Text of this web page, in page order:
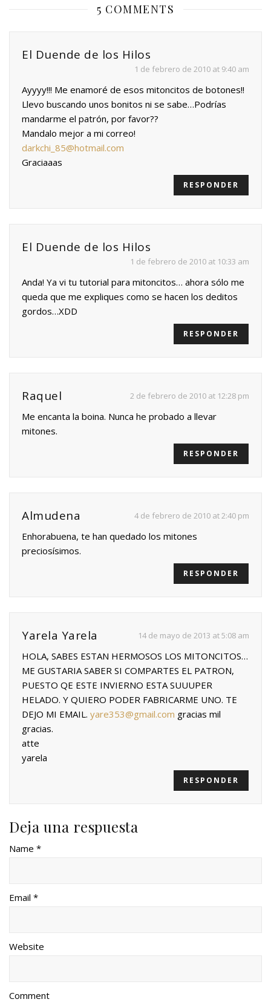
5 COMMENTS
El Duende de los Hilos
1 de febrero de 2010 at 9:40 am
Ayyyy!!! Me enamoré de esos mitoncitos de botones!!
Llevo buscando unos bonitos ni se sabe…Podrías
mandarme el patrón, por favor??
Mandalo mejor a mi correo!
darkchi_85@hotmail.com
Graciaaas
RESPONDER
El Duende de los Hilos
1 de febrero de 2010 at 10:33 am
Anda! Ya vi tu tutorial para mitoncitos… ahora sólo me
queda que me expliques como se hacen los deditos
gordos…XDD
RESPONDER
Raquel 2 de febrero de 2010 at 12:28 pm
Me encanta la boina. Nunca he probado a llevar
mitones.
RESPONDER
Almudena 4 de febrero de 2010 at 2:40 pm
Enhorabuena, te han quedado los mitones
preciosísimos.
RESPONDER
Yarela Yarela 14 de mayo de 2013 at 5:08 am
HOLA, SABES ESTAN HERMOSOS LOS MITONCITOS…
ME GUSTARIA SABER SI COMPARTES EL PATRON,
PUESTO QE ESTE INVIERNO ESTA SUUUPER
HELADO. Y QUIERO PODER FABRICARME UNO. TE
DEJO MI EMAIL. yare353@gmail.com gracias mil
gracias.
atte
yarela
RESPONDER
Deja una respuesta
Name *
Email *
Website
Comment